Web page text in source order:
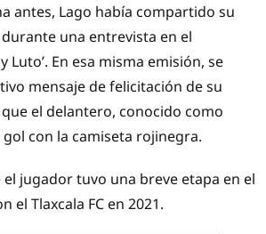
antes, Lago había compartido su
una entrevista en el
Luto’. En esa misma emisión, se
mensaje de felicitación de su
el delantero, conocido como
con la camiseta rojinegra.
jugador tuvo una breve etapa en el
el Tlaxcala FC en 2021.